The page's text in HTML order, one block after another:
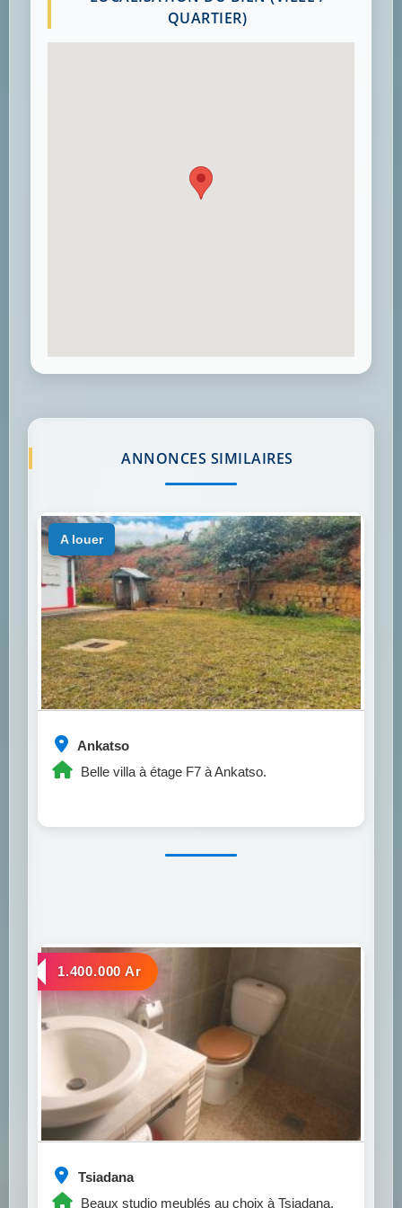
QUARTIER)
ANNONCES SIMILAIRES
Ankatso
Belle villa à étage F7 à Ankatso.
a louer
Tsiadana
Beaux studio meublés au choix à Tsiadana.
a louer
1.400.000 Ar